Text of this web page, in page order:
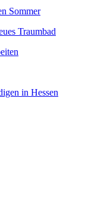
Sommer
Traumbad
in Hessen